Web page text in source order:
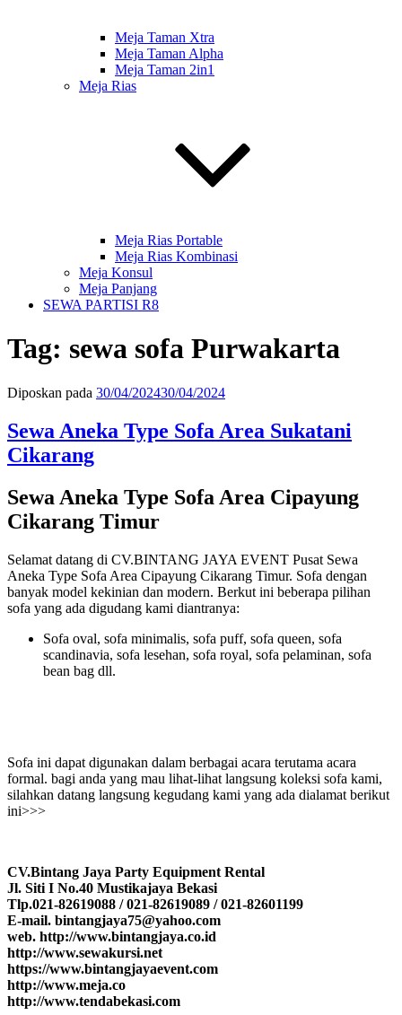
Meja Taman Xtra
Meja Taman Alpha
Meja Taman 2in1
Meja Rias
Meja Rias Portable
Meja Rias Kombinasi
Meja Konsul
Meja Panjang
SEWA PARTISI R8
Tag: sewa sofa Purwakarta
Diposkan pada 30/04/202430/04/2024
Sewa Aneka Type Sofa Area Sukatani
Cikarang
Sewa Aneka Type Sofa Area Cipayung
Cikarang Timur
Selamat datang di CV.BINTANG JAYA EVENT Pusat Sewa
Aneka Type Sofa Area Cipayung Cikarang Timur. Sofa dengan
banyak model kekinian dan modern. Berkut ini beberapa pilihan
sofa yang ada digudang kami diantranya:
Sofa oval, sofa minimalis, sofa puff, sofa queen, sofa
scandinavia, sofa lesehan, sofa royal, sofa pelaminan, sofa
bean bag dll.
Sofa ini dapat digunakan dalam berbagai acara terutama acara
formal. bagi anda yang mau lihat-lihat langsung koleksi sofa kami,
silahkan datang langsung kegudang kami yang ada dialamat berikut
ini>>>
CV.Bintang Jaya Party Equipment Rental
Jl. Siti I No.40 Mustikajaya Bekasi
Tlp.021-82619088 / 021-82619089 / 021-82601199
E-mail. bintangjaya75@yahoo.com
web. http://www.bintangjaya.co.id
http://www.sewakursi.net
https://www.bintangjayaevent.com
http://www.meja.co
http://www.tendabekasi.com